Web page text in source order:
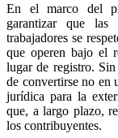
En el marco del
garantizar que
trabajadores se
que operen bajo el
lugar de registro.
de convertirse no en
jurídica para la
que, a largo plazo,
los contribuyentes.